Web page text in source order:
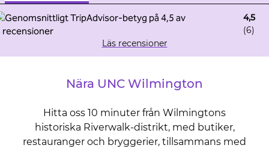
4,5
(6)
Läs recensioner
Nära UNC Wilmington
Hitta oss 10 minuter från Wilmingtons
historiska Riverwalk-distrikt, med butiker,
restauranger och bryggerier, tillsammans med